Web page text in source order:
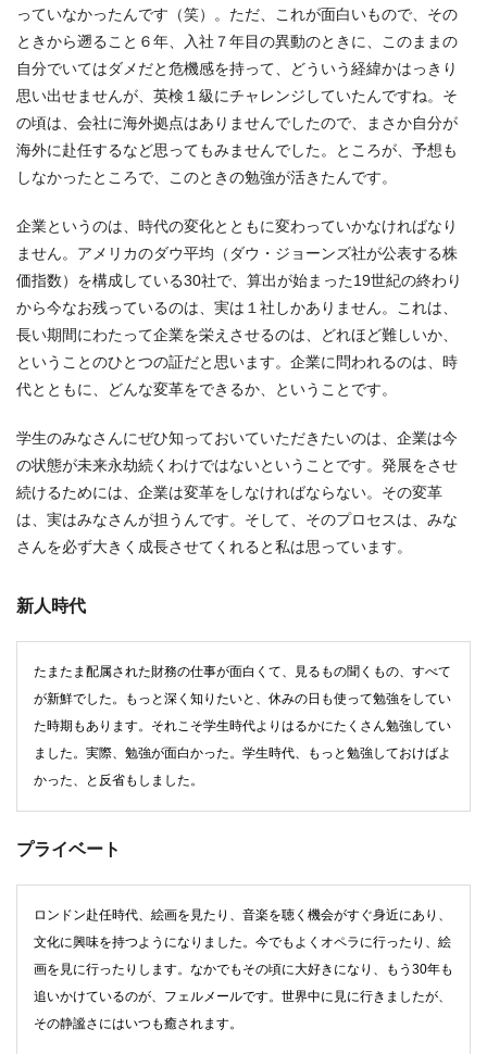
っていなかったんです（笑）。ただ、これが面白いもので、その
ときから遡ること６年、入社７年目の異動のときに、このままの
自分でいてはダメだと危機感を持って、どういう経緯かはっきり
思い出せませんが、英検１級にチャレンジしていたんですね。そ
の頃は、会社に海外拠点はありませんでしたので、まさか自分が
海外に赴任するなど思ってもみませんでした。ところが、予想も
しなかったところで、このときの勉強が活きたんです。
企業というのは、時代の変化とともに変わっていかなければなり
ません。アメリカのダウ平均（ダウ・ジョーンズ社が公表する株
価指数）を構成している30社で、算出が始まった19世紀の終わり
から今なお残っているのは、実は１社しかありません。これは、
長い期間にわたって企業を栄えさせるのは、どれほど難しいか、
ということのひとつの証だと思います。企業に問われるのは、時
代とともに、どんな変革をできるか、ということです。
学生のみなさんにぜひ知っておいていただきたいのは、企業は今
の状態が未来永劫続くわけではないということです。発展をさせ
続けるためには、企業は変革をしなければならない。その変革
は、実はみなさんが担うんです。そして、そのプロセスは、みな
さんを必ず大きく成長させてくれると私は思っています。
新人時代
たまたま配属された財務の仕事が面白くて、見るもの聞くもの、すべて
が新鮮でした。もっと深く知りたいと、休みの日も使って勉強をしてい
た時期もあります。それこそ学生時代よりはるかにたくさん勉強してい
ました。実際、勉強が面白かった。学生時代、もっと勉強しておけばよ
かった、と反省もしました。
プライベート
ロンドン赴任時代、絵画を見たり、音楽を聴く機会がすぐ身近にあり、
文化に興味を持つようになりました。今でもよくオペラに行ったり、絵
画を見に行ったりします。なかでもその頃に大好きになり、もう30年も
追いかけているのが、フェルメールです。世界中に見に行きましたが、
その静謐さにはいつも癒されます。